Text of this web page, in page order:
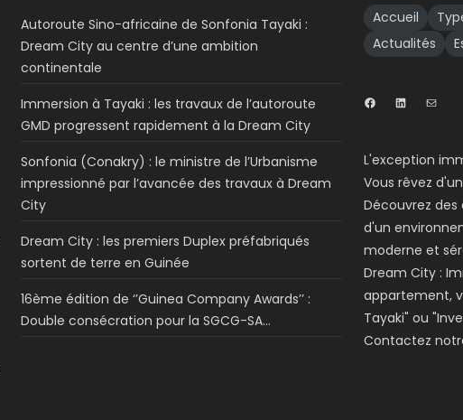
Autoroute Sino-africaine de Sonfonia Tayaki :
Dream City au centre d’une ambition
continentale
Immersion à Tayaki : les travaux de l’autoroute
GMD progressent rapidement à la Dream City
Sonfonia (Conakry) : le ministre de l’Urbanisme
impressionné par l’avancée des travaux à Dream
City
Dream City : les premiers Duplex préfabriqués
sortent de terre en Guinée
16ème édition de ‘’Guinea Company Awards’’ :
Double consécration pour la SGCG-SA…
Accueil
Actualités
L'exception
Vous rêvez d'un
Découvrez
d'un
moderne et
Dream City :
appartement,
Tayaki" ou
Contactez